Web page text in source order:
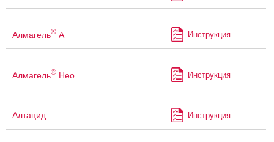
Алмагель® А Инструкция
Алмагель® Нео Инструкция
Алтацид Инструкция